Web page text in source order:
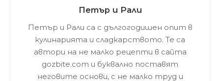
Петър и Рали
Петър и Рали са с дългогодишен опит в
кулинарията и сладкарството. Те са
автори на не малко рецепти в сайта
gozbite.com и буквално поставят
неговите основи, с не малко труд и